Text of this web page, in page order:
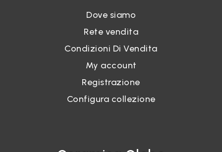
Dove siamo
Rete vendita
Condizioni Di Vendita
My account
Registrazione
Configura collezione